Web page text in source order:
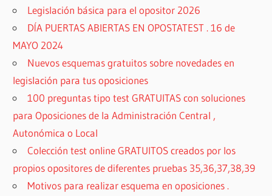
Legislación básica para el opositor 2026
DÍA PUERTAS ABIERTAS EN OPOSTATEST . 16 de
MAYO 2024
Nuevos esquemas gratuitos sobre novedades en
legislación para tus oposiciones
100 preguntas tipo test GRATUITAS con soluciones
para Oposiciones de la Administración Central ,
Autonómica o Local
Colección test online GRATUITOS creados por los
propios opositores de diferentes pruebas 35,36,37,38,39
Motivos para realizar esquema en oposiciones .